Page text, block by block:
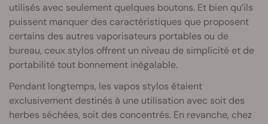
utilisés avec seulement quelques boutons. Et bien qu’ils
puissent manquer des caractéristiques que proposent
certains des autres vaporisateurs portables ou de
bureau, ceux stylos offrent un niveau de simplicité et de
portabilité tout bonnement inégalable.
Pendant longtemps, les vapos stylos étaient
exclusivement destinés à une utilisation avec soit des
herbes séchées, soit des concentrés. En revanche, chez